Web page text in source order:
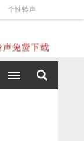
个性铃声